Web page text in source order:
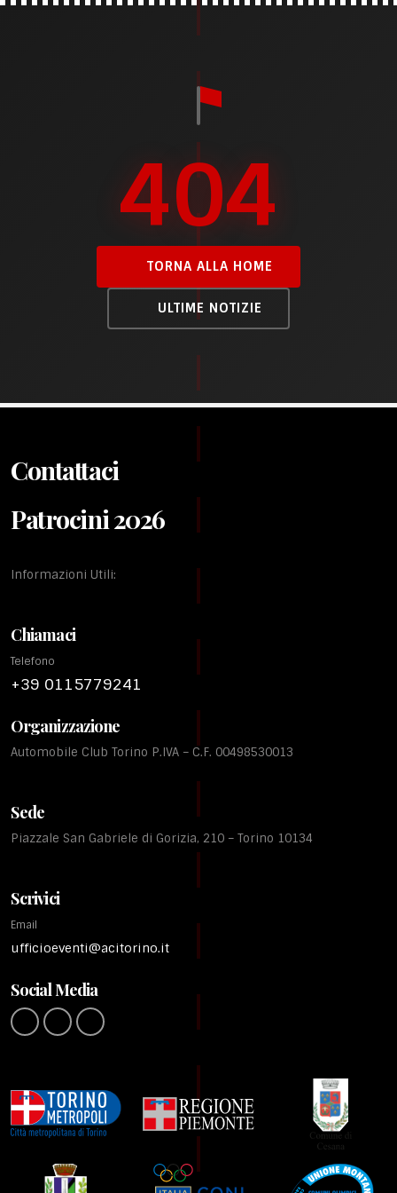
404
TORNA ALLA HOME
ULTIME NOTIZIE
Contattaci
Patrocini 2026
Informazioni Utili:
Chiamaci
Telefono
+39 0115779241
Organizzazione
Automobile Club Torino P.IVA – C.F. 00498530013
Sede
Piazzale San Gabriele di Gorizia, 210 – Torino 10134
Scrivici
Email
ufficioeventi@acitorino.it
Social Media